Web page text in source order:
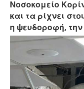
Νοσοκομείο
και τα ρίχνει
η ψευδοροφή,